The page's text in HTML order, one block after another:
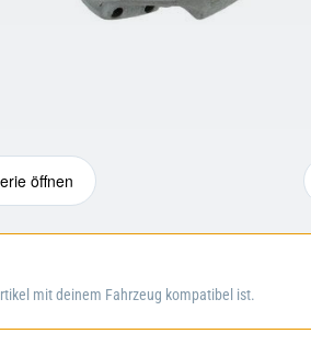
öffnen
mit deinem Fahrzeug kompatibel ist.